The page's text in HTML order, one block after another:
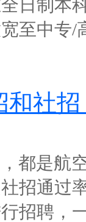
日制本
至中专/
和社
都是航
招通过
招聘，